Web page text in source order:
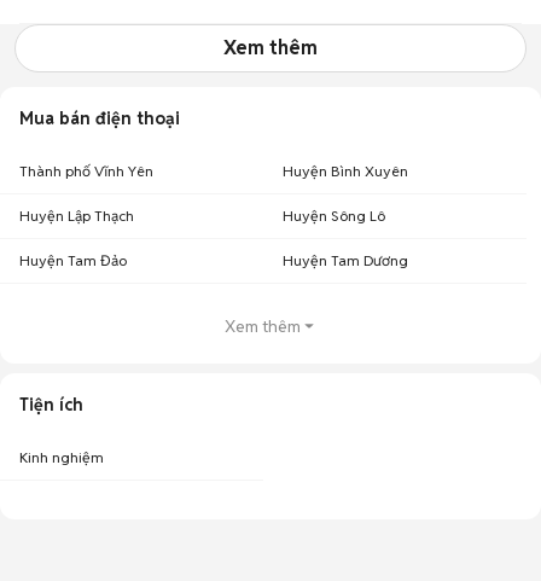
Xem thêm
Mua bán điện thoại
Thành phố Vĩnh Yên Huyện Bình Xuyên
Huyện Lập Thạch Huyện Sông Lô
Huyện Tam Đảo Huyện Tam Dương
Xem thêm
Tiện ích
Kinh nghiệm